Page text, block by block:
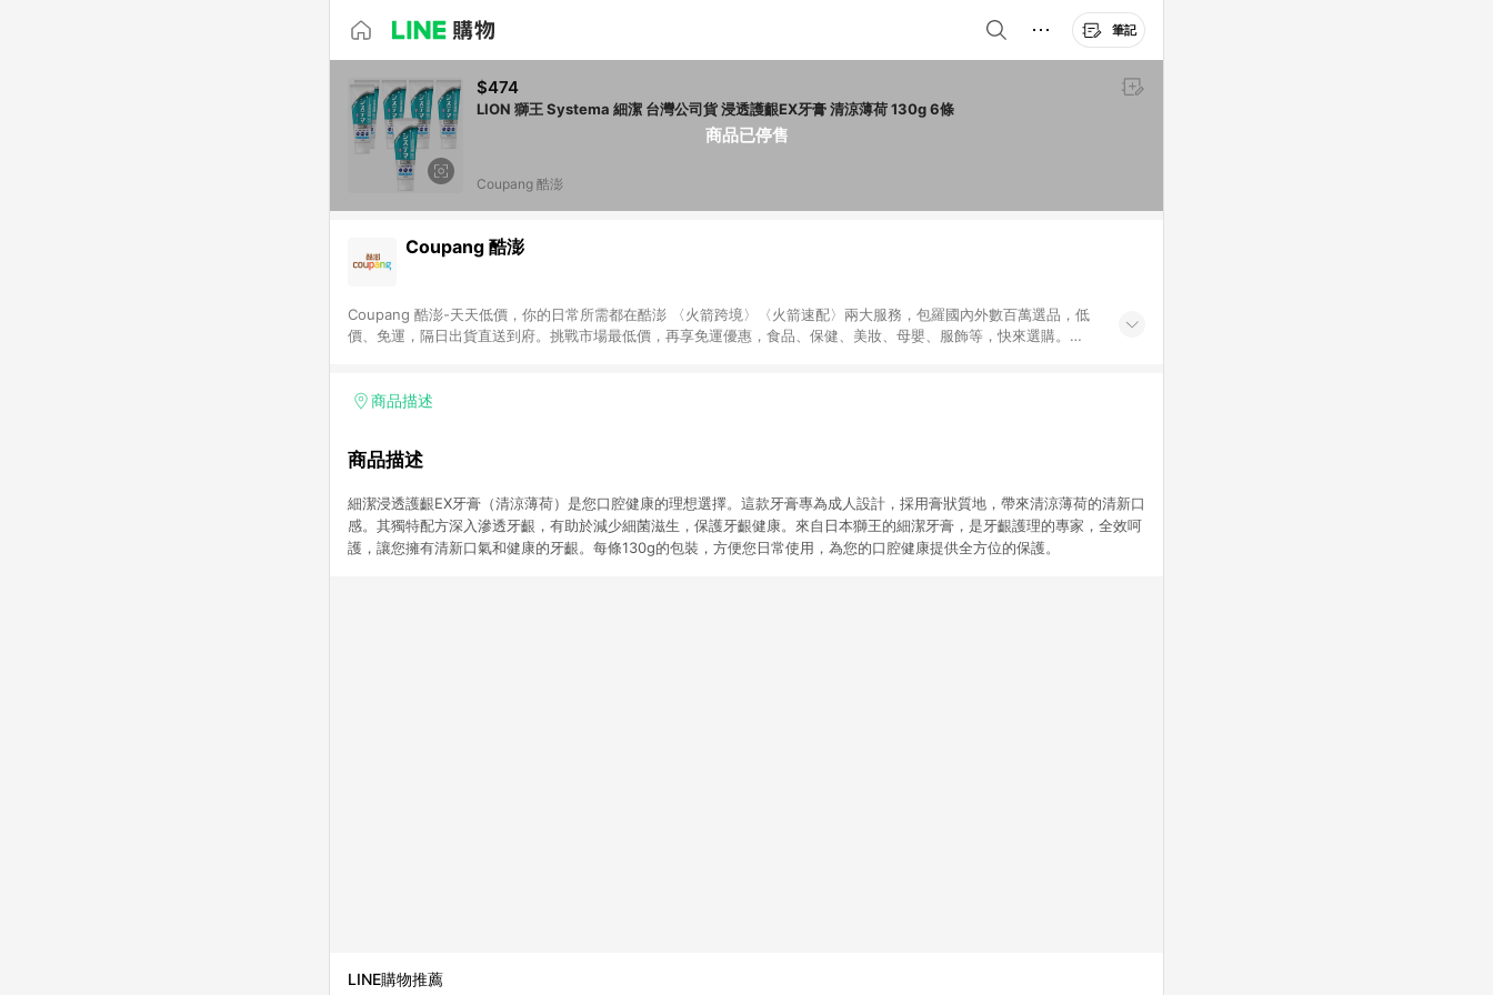
筆記
商品已停售
$474
LION 獅王 Systema 細潔 台灣公司貨 浸透護齦EX牙膏 清涼薄荷 130g 6條
Coupang 酷澎
Coupang 酷澎
Coupang 酷澎-天天低價，你的日常所需都在酷澎 〈火箭跨境〉〈火箭速配〉兩大服務，包羅國內外數百萬選品，低
價、免運，隔日出貨直送到府。挑戰市場最低價，再享免運優惠，食品、保健、美妝、母嬰、服飾等，快來選購。
商品描述
商品描述
細潔浸透護齦EX牙膏（清涼薄荷）是您口腔健康的理想選擇。這款牙膏專為成人設計，採用膏狀質地，帶來清涼薄荷的清新口
感。其獨特配方深入滲透牙齦，有助於減少細菌滋生，保護牙齦健康。來自日本獅王的細潔牙膏，是牙齦護理的專家，全效呵
護，讓您擁有清新口氣和健康的牙齦。每條130g的包裝，方便您日常使用，為您的口腔健康提供全方位的保護。
LINE購物推薦